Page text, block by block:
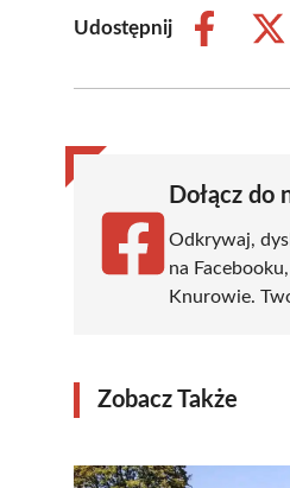
Udostępnij
Share
Dołącz do
Odkrywaj,
na
Knurowie.
Zobacz Także